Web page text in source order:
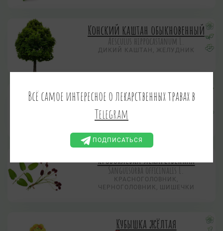
Конский каштан обыкновенный
Aesculus hippocastanum L.
ДИКИЙ КАШТАН, ЖЕЛУДНИК
Крапива двудомная
Urtica dioica L.
ЖАЛИВА, ЖГУНКА, ЖЕГАЛА,
ЖИГАЛКА, СТРЕКАВА, СТРЕКАВКА
Кровохлебка лекарственная
Sanguisorba officinalis L.
КРАСНОГОЛОВНИК,
ЧЕРНОГОЛОВНИК, ШИШЕЧКИ
Кубышка жёлтая
Всё самое интересное о лекарственных травах в
Telegram
ПОДПИСАТЬСЯ